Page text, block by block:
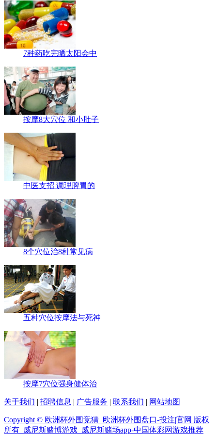
7种药吃完晒太阳会中
按摩8大穴位 和小肚子
中医支招 调理脾胃的
8个穴位治8种常见病
五种穴位按摩法与死神
按摩7穴位强身健体治
关于我们 | 招聘信息 | 广告服务 | 联系我们 | 网站地图
Copyright © 欧洲杯外围竞猜_欧洲杯外围盘口-投注|官网 版权
所有 威尼斯赌博游戏_威尼斯赌场app-中国体彩网游戏推荐